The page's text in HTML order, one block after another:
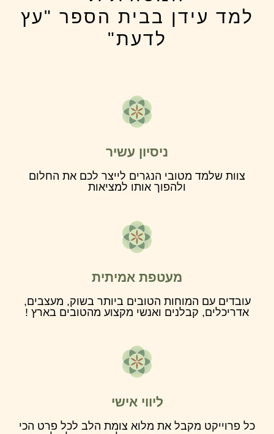
למד עידן בבית הספר "עץ
לדעת"
ניסיון עשיר
צוות שלמד מטובי הנגרים לייצר לכם את החלום
ולהפוך אותו למציאות
מעטפת אמיתית
עובדים עם המוחות הטובים ביותר בשוק, מעצבים,
אדריכלים, קבלנים ואנשי מקצוע מהטובים בארץ !
ליווי אישי
כל פרוייקט מקבל את מלוא צומת הלב לכל פרט הכי